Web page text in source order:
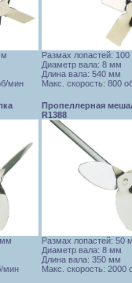
мин
Размах лопастей:
Диаметр вала: 8 мм
Длина вала: 540 мм
Макс. скорость: 800
мм
мин
Пропеллерная
R1388
Размах лопастей: 50
Диаметр вала: 8 мм
Длина вала: 350 мм
Макс. скорость: 2000